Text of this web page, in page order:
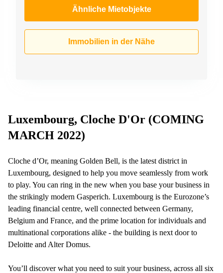
Ähnliche Mietobjekte
Immobilien in der Nähe
Luxembourg, Cloche D'Or (COMING
MARCH 2022)
Cloche d’Or, meaning Golden Bell, is the latest district in
Luxembourg, designed to help you move seamlessly from work
to play. You can ring in the new when you base your business in
the strikingly modern Gasperich. Luxembourg is the Eurozone’s
leading financial centre, well connected between Germany,
Belgium and France, and the prime location for individuals and
multinational corporations alike - the building is next door to
Deloitte and Alter Domus.
You’ll discover what you need to suit your business, across all six